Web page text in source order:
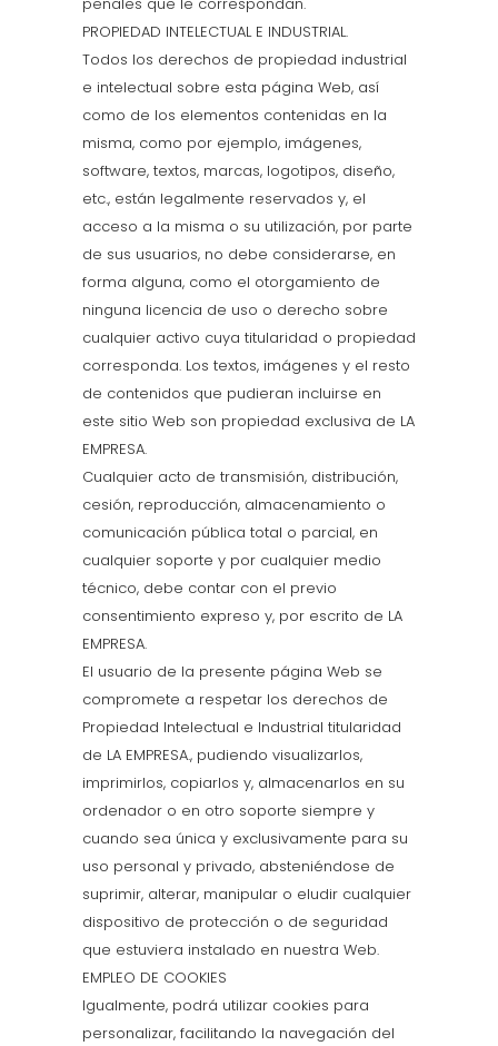
penales que le correspondan.
PROPIEDAD INTELECTUAL E INDUSTRIAL.
Todos los derechos de propiedad industrial
e intelectual sobre esta página Web, así
como de los elementos contenidas en la
misma, como por ejemplo, imágenes,
software, textos, marcas, logotipos, diseño,
etc., están legalmente reservados y, el
acceso a la misma o su utilización, por parte
de sus usuarios, no debe considerarse, en
forma alguna, como el otorgamiento de
ninguna licencia de uso o derecho sobre
cualquier activo cuya titularidad o propiedad
corresponda. Los textos, imágenes y el resto
de contenidos que pudieran incluirse en
este sitio Web son propiedad exclusiva de LA
EMPRESA.
Cualquier acto de transmisión, distribución,
cesión, reproducción, almacenamiento o
comunicación pública total o parcial, en
cualquier soporte y por cualquier medio
técnico, debe contar con el previo
consentimiento expreso y, por escrito de LA
EMPRESA.
El usuario de la presente página Web se
compromete a respetar los derechos de
Propiedad Intelectual e Industrial titularidad
de LA EMPRESA., pudiendo visualizarlos,
imprimirlos, copiarlos y, almacenarlos en su
ordenador o en otro soporte siempre y
cuando sea única y exclusivamente para su
uso personal y privado, absteniéndose de
suprimir, alterar, manipular o eludir cualquier
dispositivo de protección o de seguridad
que estuviera instalado en nuestra Web.
EMPLEO DE COOKIES
Igualmente, podrá utilizar cookies para
personalizar, facilitando la navegación del